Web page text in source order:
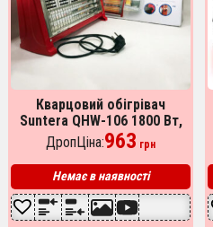
Кварцовий обігрівач
Suntera QHW-106 1800 Вт,
кварцовий обігрівач для
дому, переносний обігрівач
ДропЦіна:963 грн
Немає в наявності